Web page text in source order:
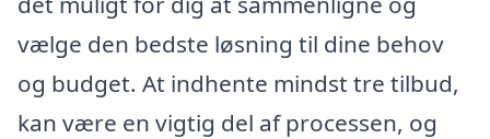
vælge den bedste løsning til dine behov
og budget. At indhente mindst tre tilbud,
kan være en vigtig del af processen, og